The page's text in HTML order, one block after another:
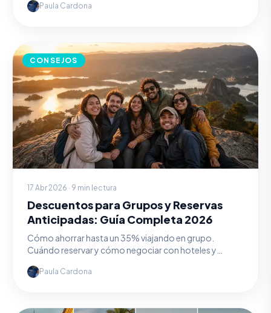
Paula Cardona
CONSEJOS
17 Abr 2026 · 9 min lectura
Descuentos para Grupos y Reservas
Anticipadas: Guía Completa 2026
Cómo ahorrar hasta un 35% viajando en grupo.
Cuándo reservar y cómo negociar con hoteles y
Paula Cardona